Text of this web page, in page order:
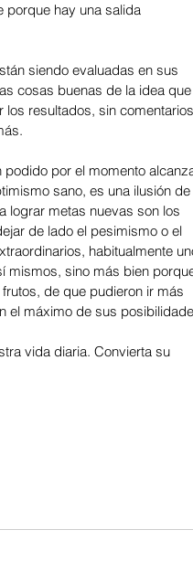
porque hay una salida
siendo evaluadas en sus
cosas buenas de la idea que
los resultados, sin comentarios
podido por el momento
sano, es una ilusión de
lograr metas nuevas son los
de lado el pesimismo o el
habitualmente
mismos, sino más bien
de que pudieron ir más
el máximo de sus
vida diaria. Convierta su